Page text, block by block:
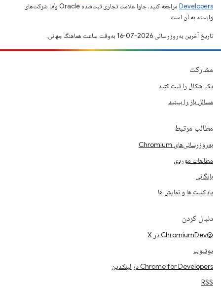
Developers‏
مراجعه کنید. جاوا علامت تجاری ثبت‌شده Oracle و/یا شرکت‌های
وابسته به آن است.
تاریخ آخرین به‌روزرسانی 2026-07-16 به‌وقت ساعت هماهنگ جهانی.
مشارکت
یک اشکال را ثبت کنید
مسائل باز را ببینید
مطالب مرتبط
به‌روزرسانی‌های Chromium
مطالعات موردی
بایگانی
پادکست ها و نمایش ها
دنبال کردن
@ChromiumDev در X
یوتیوب
Chrome for Developers در لینکدین
RSS